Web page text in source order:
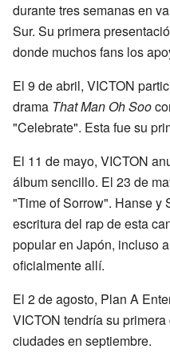
durante tres semanas en
Sur. Su primera
donde muchos fans los
El 9 de abril, VICTON
drama That Man Oh Soo
"Celebrate". Esta fue su
El 11 de mayo, VICTON
álbum sencillo. El 23 de
"Time of Sorrow". Hanse y
escritura del rap de esta
popular en Japón, incluso
oficialmente allí.
El 2 de agosto, Plan A
VICTON tendría su
ciudades en septiembre.